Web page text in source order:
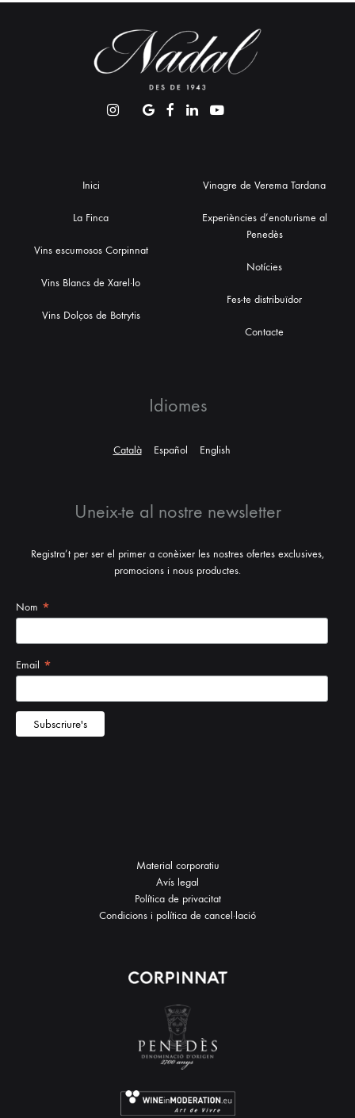
Inici
La Finca
Vins escumosos Corpinnat
Vins Blancs de Xarel·lo
Vins Dolços de Botrytis
Vinagre de Verema Tardana
Experiències d’enoturisme al
Penedès
Notícies
Fes-te distribuïdor
Contacte
Idiomes
Català Español English
Uneix-te al nostre newsletter
Registra’t per ser el primer a conèixer les nostres ofertes exclusives,
promocions i nous productes.
Material corporatiu
Avís legal
Política de privacitat
Condicions i política de cancel·lació